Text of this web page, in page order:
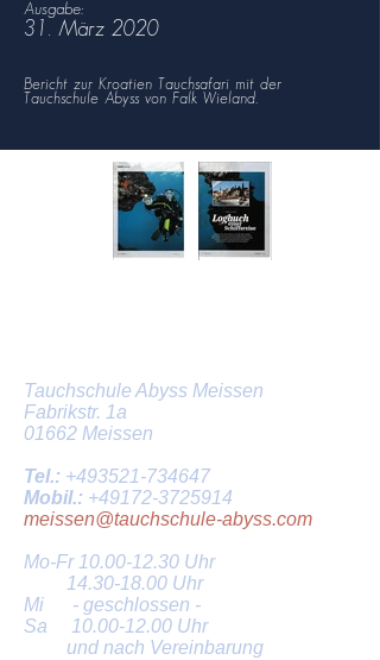
Ausgabe:
31. März 2020
Bericht zur Kroatien Tauchsafari mit der
Tauchschule Abyss von Falk Wieland.
Tauchschule Abyss Meissen
Fabrikstr. 1a
01662 Meissen
Tel.: +493521-734647
Mobil.: +49172-3725914
meissen@tauchschule-abyss.com
Mo-Fr10.00-12.30 Uhr
14.30-18.00 Uhr
Mi - geschlossen -
Sa 10.00-12.00 Uhr
und nach Vereinbarung